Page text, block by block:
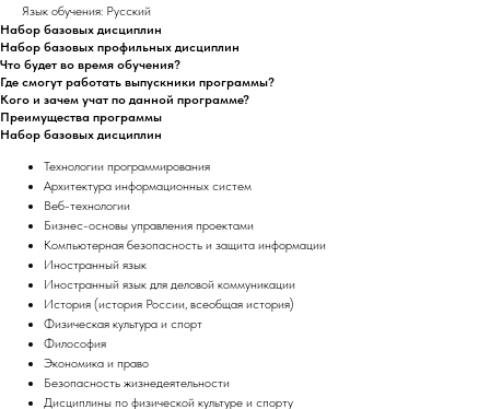
Язык обучения: Русский
Набор базовых дисциплин
Набор базовых профильных дисциплин
Что будет во время обучения?
Где смогут работать выпускники программы?
Кого и зачем учат по данной программе?
Преимущества программы
Набор базовых дисциплин
Технологии программирования
Архитектура информационных систем
Веб-технологии
Бизнес-основы управления проектами
Компьютерная безопасность и защита информации
Иностранный язык
Иностранный язык для деловой коммуникации
История (история России, всеобщая история)
Физическая культура и спорт
Философия
Экономика и право
Безопасность жизнедеятельности
Дисциплины по физической культуре и спорту